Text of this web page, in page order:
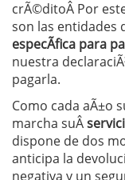
crÃ©ditoÂ Por
son las entidades
especÃ­fica para
nuestra
pagarla.
Como cada aÃ±o
marcha suÂ
dispone de dos
anticipa la
negativa y un